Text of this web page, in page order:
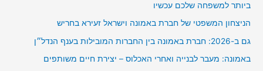
ביותר למשפחה שלכם עכשיו
הניצחון המשפטי של חברת באמונה וישראל זעירא בחריש
גם ב-2026: חברת באמונה בין החברות המובילות בענף הנדל״ן
באמונה: מעבר לבנייה ואחרי האכלוס – יצירת חיים משותפים